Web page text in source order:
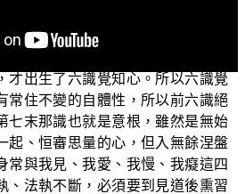
、舌、身五根的色身，加上不是物
然後這六根接觸了色、聲、香、
才出生了六識覺知心。所以六識覺
常住不變的自體性，所以前六識絕
七末那識也就是意根，雖然是無始
起、恒審思量的心，但入無餘涅盤
常與我見、我愛、我慢、我癡這四
、法執不斷，必須要到見道後熏習